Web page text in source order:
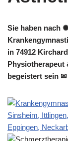
Sie haben nach
in 74912
Physiotherapeut
begeistert sein